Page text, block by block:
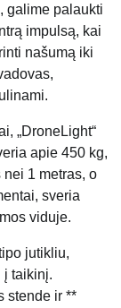
galime palaukti
impulsą, kai
našumą iki
„DroneLight“
apie 450 kg,
1 metras, o
sveria
viduje.
jutikliu,
į taikinį.
stende ir **